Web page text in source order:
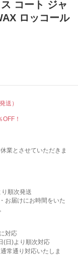
コート ジャ
ロッコール
送）
！
業とさせていただきま
順次発送
お届けにお時間をいた
対応
(日)より順次対応
常通り対応いたしま